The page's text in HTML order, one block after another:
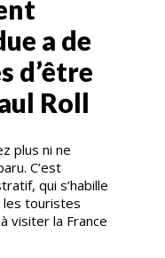
a de
d’être
Roll
plus ni ne
C’est
qui s’habille
les touristes
visiter la France